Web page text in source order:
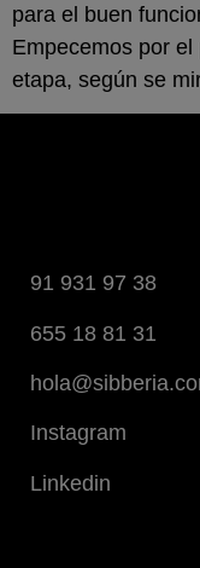
para el buen
Empecemos por
etapa, según se
91 931 97 38
655 18 81 31
Instagram
Linkedin